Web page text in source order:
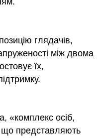
глядачів,
між двома
їх,
«комплекс осіб,
що представляють